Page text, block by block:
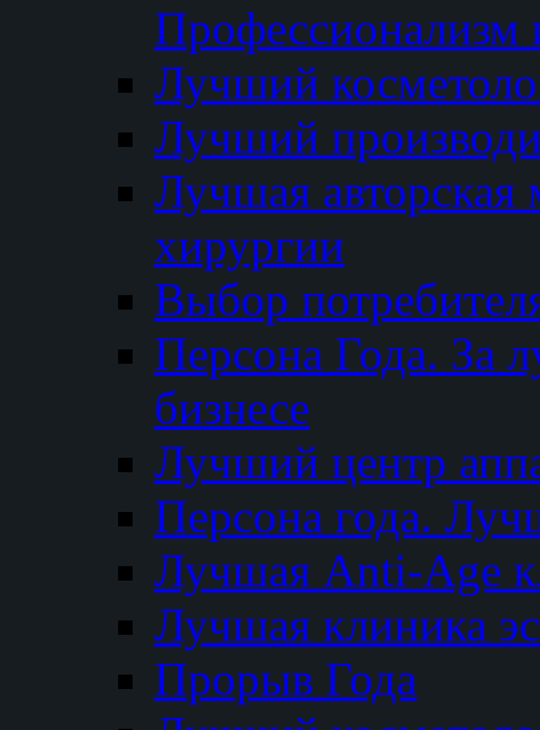
Профессионализм
Лучший
Лучший
Лучшая авторская
хирургии
Выбор
Персона Года. За
бизнесе
Лучший центр
Персона года.
Лучшая Anti-Age
Лучшая клиника
Прорыв Года